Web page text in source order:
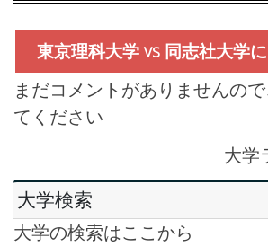
東京理科大学 vs 同志社大学
まだコメントがありませんの
てください
大学
大学検索
大学の検索はここから